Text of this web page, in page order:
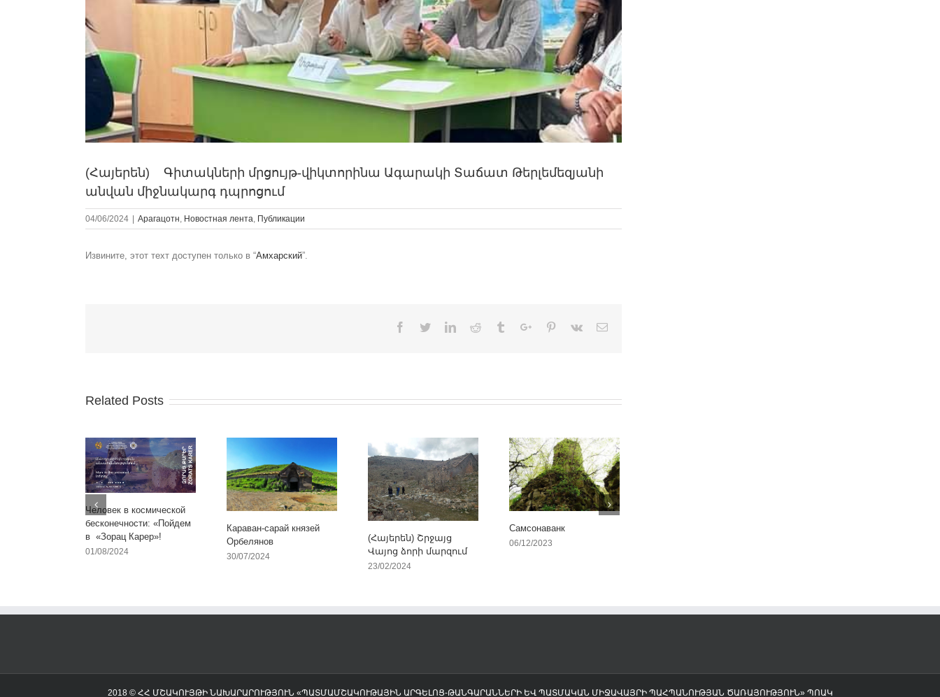
(Հայերեն) Գիտակների մրցույթ-վիկտորինա Ագարակի Տաճատ Թերլեմեզյանի
անվան միջնակարգ դպրոցում
04/06/2024 Арагацотн, Новостная лента, Публикации
Извините, этот техт доступен только в “Амхарский”.
Facebook
TwitterLinkedinReddit TumblrGoogle+Pinterest
Vk Email
Related Posts
Человек в космической
бесконечности: «Пойдем
в «Зорац Карер»!
01/08/2024
Караван-сарай князей
Орбелянов
30/07/2024
(Հայերեն) Շրջայց
Վայոց ձորի մարզում
23/02/2024
Самсонаванк
06/12/2023
2018 © ՀՀ ՄՇԱԿՈՒՅԹԻ ՆԱԽԱՐԱՐՈՒԹՅՈՒՆ «ՊԱՏՄԱՄՇԱԿՈՒԹԱՅԻՆ ԱՐԳԵԼՈՑ-ԹԱՆԳԱՐԱՆՆԵՐԻ ԵՎ ՊԱՏՄԱԿԱՆ ՄԻՋԱՎԱՅՐԻ ՊԱՀՊԱՆՈՒԹՅԱՆ ԾԱՌԱՅՈՒԹՅՈՒՆ» ՊՈԱԿ